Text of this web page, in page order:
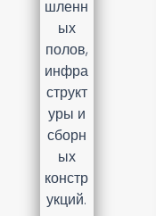
шленн
ых
полов,
инфра
структ
уры и
сборн
ых
констр
укций.